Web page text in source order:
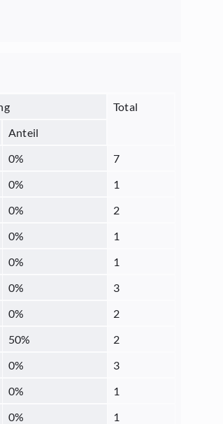
Total
Anteil
0%
7
0%
1
0%
2
0%
1
0%
1
0%
3
0%
2
50%
2
0%
3
0%
1
0%
1